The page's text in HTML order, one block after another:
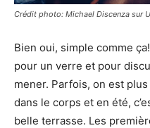
Crédit photo: Michael Discenza sur
Bien oui, simple comme
pour un verre et pour
mener. Parfois, on est
dans le corps et en été,
belle terrasse. Les